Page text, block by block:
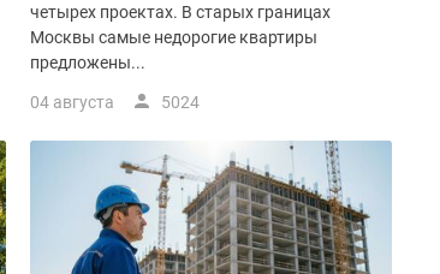
четырех проектах. В старых границах
Москвы самые недорогие квартиры
предложены...
04 августа 5024